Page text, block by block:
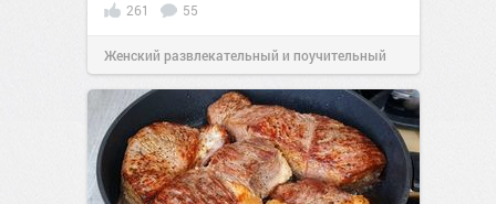
261 55
Женский развлекательный и поучительный
сайт.17:4419 окт 2019